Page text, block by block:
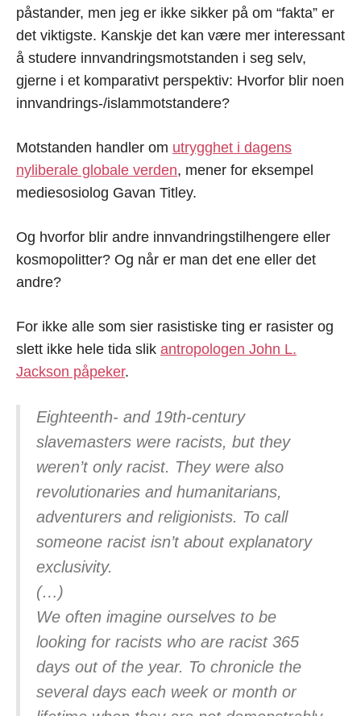
påstander, men jeg er ikke sikker på om “fakta” er
det viktigste. Kanskje det kan være mer interessant
å studere innvandringsmotstanden i seg selv,
gjerne i et komparativt perspektiv: Hvorfor blir noen
innvandrings-/islammotstandere?
Motstanden handler om utrygghet i dagens
nyliberale globale verden, mener for eksempel
mediesosiolog Gavan Titley.
Og hvorfor blir andre innvandringstilhengere eller
kosmopolitter? Og når er man det ene eller det
andre?
For ikke alle som sier rasistiske ting er rasister og
slett ikke hele tida slik antropologen John L.
Jackson påpeker.
Eighteenth- and 19th-century
slavemasters were racists, but they
weren’t only racist. They were also
revolutionaries and humanitarians,
adventurers and religionists. To call
someone racist isn’t about explanatory
exclusivity.
(…)
We often imagine ourselves to be
looking for racists who are racist 365
days out of the year. To chronicle the
several days each week or month or